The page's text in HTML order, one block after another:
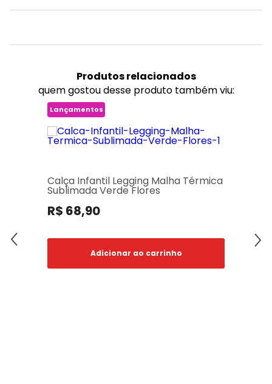
Produtosrelacionados
quem gostou desse produto também viu:
Lançamentos
Calça Infantil Legging Malha Térmica
Sublimada Verde Flores
R$ 68,90
Adicionar ao carrinho